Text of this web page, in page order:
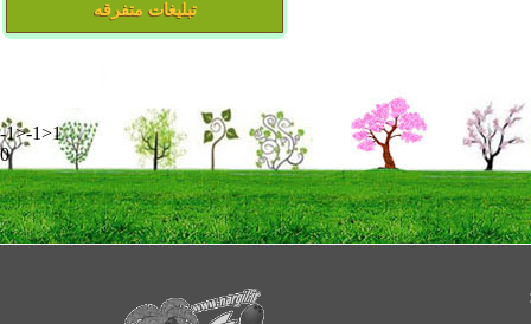
تبلیغات متفرقه
-1>-1>1
0